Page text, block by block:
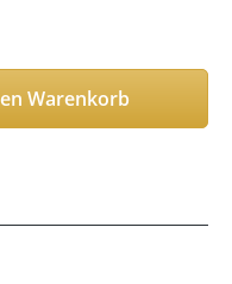
gewünschten
Warenkorb